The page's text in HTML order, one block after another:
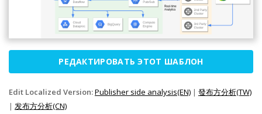
РЕДАКТИРОВАТЬ ЭТОТ ШАБЛОН
Edit Localized Version:Publisher side analysis(EN) | 發布方分析(TW)
| 发布方分析(CN)